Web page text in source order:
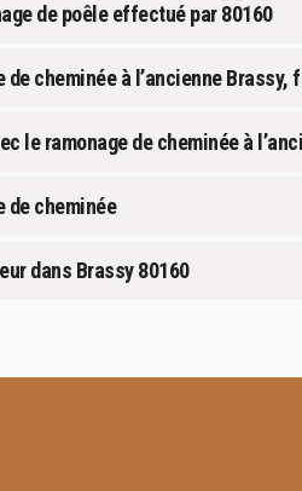
de poêle effectué par 80160
de cheminée à l’ancienne
le ramonage de cheminée à
de cheminée
dans Brassy 80160